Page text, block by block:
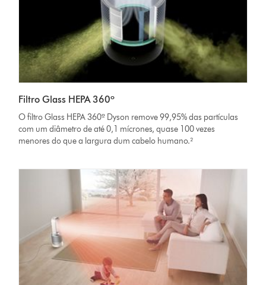
Filtro Glass HEPA 360º
O filtro Glass HEPA 360º Dyson remove 99,95% das partículas
com um diâmetro de até 0,1 mícrones, quase 100 vezes
menores do que a largura dum cabelo humano.²